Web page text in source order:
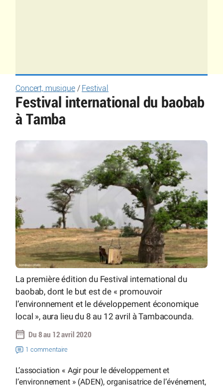
Concert, musique/ Festival
Festival international du baobab
à Tamba
La première édition du Festival international du
baobab, dont le but est de « promouvoir
l’environnement et le développement économique
local », aura lieu du 8 au 12 avril à Tambacounda.
Du 8 au 12 avril 2020
1 commentaire
L’association « Agir pour le développement et
l’environnement » (ADEN), organisatrice de l’événement,